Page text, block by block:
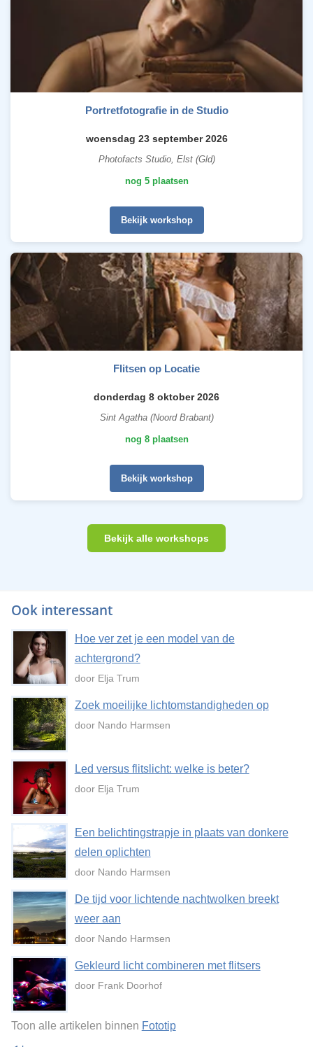
Portretfotografie in de Studio
woensdag 23 september 2026
Photofacts Studio, Elst (Gld)
nog 5 plaatsen
Bekijk workshop
Flitsen op Locatie
donderdag 8 oktober 2026
Sint Agatha (Noord Brabant)
nog 8 plaatsen
Bekijk workshop
Bekijk alle workshops
Ook interessant
Hoe ver zet je een model van de
achtergrond?
door Elja Trum
Zoek moeilijke lichtomstandigheden op
door Nando Harmsen
Led versus flitslicht: welke is beter?
door Elja Trum
Een belichtingstrapje in plaats van donkere
delen oplichten
door Nando Harmsen
De tijd voor lichtende nachtwolken breekt
weer aan
door Nando Harmsen
Gekleurd licht combineren met flitsers
door Frank Doorhof
Toon alle artikelen binnen Fototip